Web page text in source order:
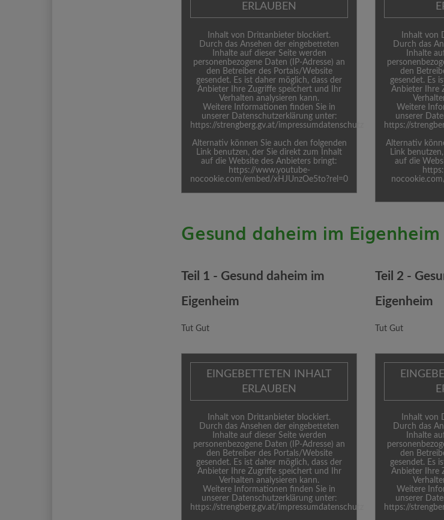
ERLAUBEN
Inhalt von Drittanbieter blockiert.
Durch das Ansehen der eingebetteten
Inhalte auf dieser Seite werden
personenbezogene Daten (IP-Adresse) an
den Betreiber des Portals/Website
gesendet. Es ist daher möglich, dass der
Anbieter Ihre Zugriffe speichert und Ihr
Verhalten analysieren kann.
Weitere Informationen finden Sie in
unserer Datenschutzerklärung unter:
https://strengberg.gv.at/impressumdatenschutz
Alternativ können Sie auch den folgenden
Link benutzen, der Sie direkt zum Inhalt
auf die Website des Anbieters bringt:
https://www.youtube-
nocookie.com/embed/xHJUnzOe5to?rel=0
Inhalt von
Durch das
Inhalte
den
gesendet. Es
Anbieter Ihre
Weitere
unserer
https://
Alternativ
Link
auf die
Gesund daheim im Eigenheim
Teil 1 - Gesund daheim im
Eigenheim
Tut Gut
EINGEBETTETEN INHALT
ERLAUBEN
Inhalt von Drittanbieter blockiert.
Durch das Ansehen der eingebetteten
Inhalte auf dieser Seite werden
personenbezogene Daten (IP-Adresse) an
den Betreiber des Portals/Website
gesendet. Es ist daher möglich, dass der
Anbieter Ihre Zugriffe speichert und Ihr
Verhalten analysieren kann.
Weitere Informationen finden Sie in
unserer Datenschutzerklärung unter:
https://strengberg.gv.at/impressumdatenschutz
Teil 2 -
Eigenheim
Tut Gut
Inhalt von
Durch das
Inhalte
den
gesendet. Es
Anbieter Ihre
Weitere
unserer
https://